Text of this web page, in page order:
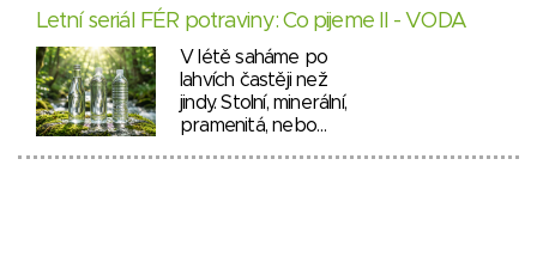
Letní seriál FÉR potraviny: Co pijeme II - VODA
V létě saháme po
lahvích častěji než
jindy. Stolní, minerální,
pramenitá, nebo…